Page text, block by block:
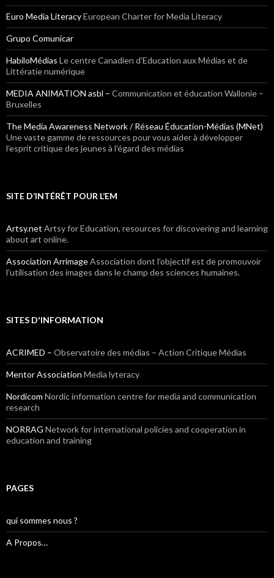
Euro Media LiteracyEuropean Charter for Media Literacy
Grupo Comunicar
HabiloMédias Le centre Canadien d’Education aux Médias et de
Littératie numérique
MEDIA ANIMATION asbl – Communication et éducation Wallonie –
Bruxelles
The Media Awareness Network / Réseau Éducation-Médias (MNet)
Une vaste gamme de ressources pour vous aider à développer
l’esprit critique des jeunes à l’égard des médias
SITE D’INTÉRÊT POUR L’EM
Artsy.net Artsy for Education, resources for discovering and learning
about art online.
Association ArrimageAssociation dont l’objectif est de promouvoir
l’utilisation des images dans le champ des sciences humaines.
SITES D'INFORMATION
ACRIMED – Observatoire des médias – Action Critique Médias
Mentor Association Media lyteracy
Nordicom Nordic information centre for media and communication
research
NORRAG Network for international policies and cooperation in
education and training
PAGES
qui sommes nous ?
A Propos…